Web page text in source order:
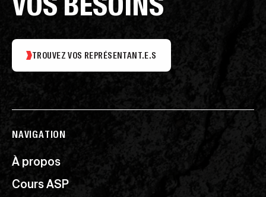
TROUVEZ VOS REPRÉSENTANT.E.S
NAVIGATION
À propos
Cours ASP